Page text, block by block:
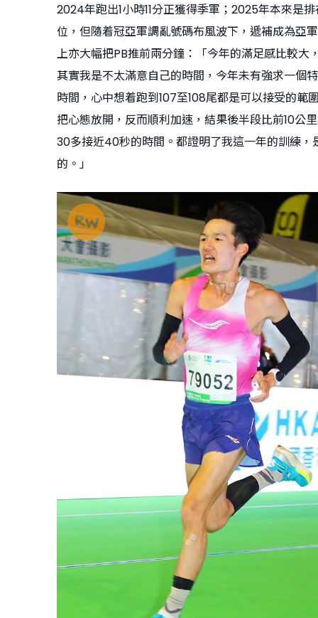
2024年跑出1小時11分正獲得季軍；2025年本來是
位，但隨着冠亞軍調亂號碼布風波下，遞補成為亞
上亦大幅把PB推前兩分鐘：「今年的滿足感比較大
其實我是不太滿意自己的時間，今年未有強求一個
時間，心中想着跑到107至108尾都是可以接受的範
把心態放開，反而順利加速，結果後半段比前10公
30多接近40秒的時間。都證明了我這一年的訓練，
的。」